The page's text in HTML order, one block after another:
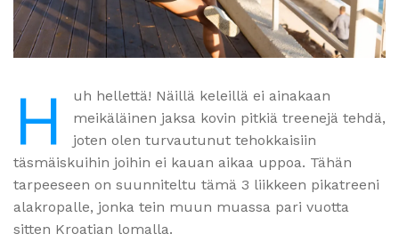
H
uh hellettä! Näillä keleillä ei ainakaan
meikäläinen jaksa kovin pitkiä treenejä tehdä,
joten olen turvautunut tehokkaisiin
täsmäiskuihin joihin ei kauan aikaa uppoa. Tähän
tarpeeseen on suunniteltu tämä 3 liikkeen pikatreeni
alakropalle, jonka tein muun muassa pari vuotta
sitten Kroatian lomalla.